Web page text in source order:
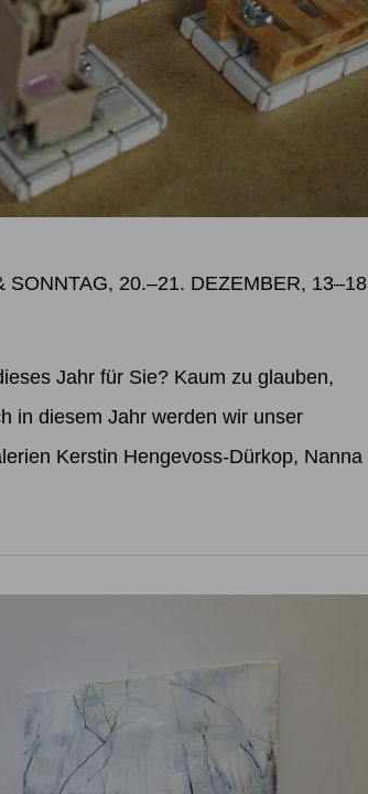
SONNTAG, 20.–21. DEZEMBER, 13–18
Jahr für Sie? Kaum zu glauben,
in diesem Jahr werden wir unser
Kerstin Hengevoss-Dürkop, Nanna